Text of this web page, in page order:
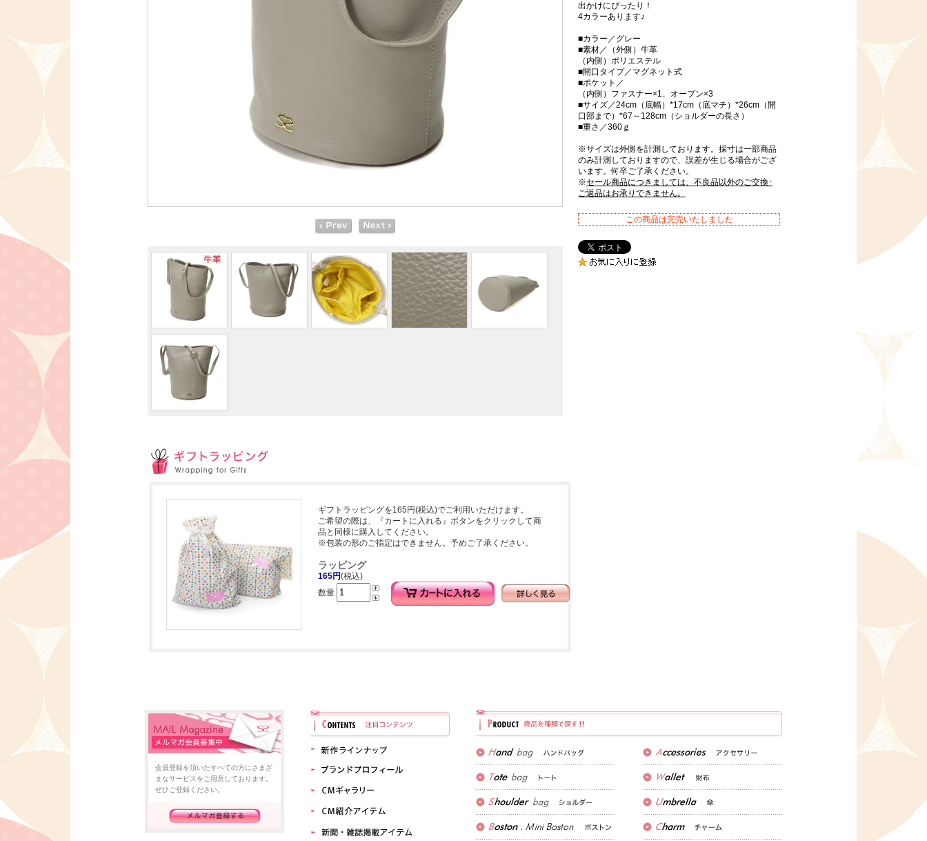
出かけにぴったり！
4カラーあります♪
■カラー／グレー
■素材／（外側）牛革
（内側）ポリエステル
■開口タイプ／マグネット式
■ポケット／
（内側）ファスナー×1、オープン×3
■サイズ／24cm（底幅）*17cm（底マチ）*26cm（開
口部まで）*67～128cm（ショルダーの長さ）
■重さ／360ｇ
※サイズは外側を計測しております。採寸は一部商品
のみ計測しておりますので、誤差が生じる場合がござ
います。何卒ご了承ください。
※セール商品につきましては、不良品以外のご交換･
ご返品はお承りできません。
この商品は完売いたしました
ギフトラッピングを165円(税込)でご利用いただけます。
ご希望の際は、『カートに入れる』ボタンをクリックして商
品と同様に購入してください。
※包装の形のご指定はできません。予めご了承ください。
ラッピング
165円(税込)
数量
会員登録を頂いたすべての方にさまざ
まなサービスをご用意しております。
ぜひご登録ください。